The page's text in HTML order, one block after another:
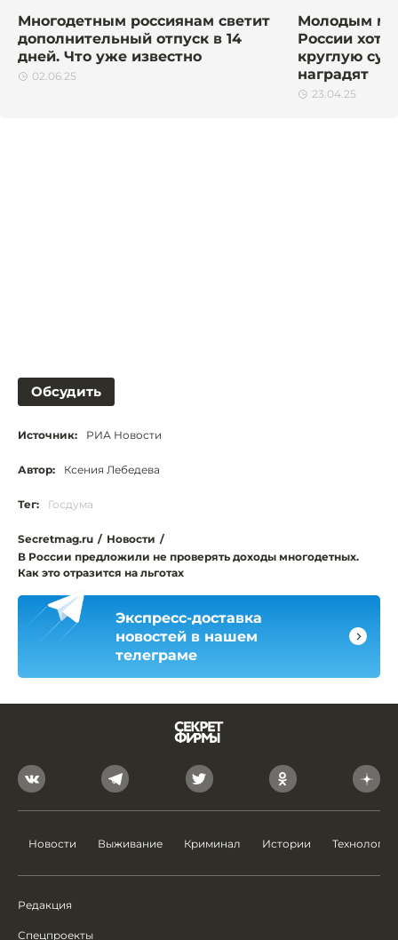
Многодетным россиянам светит
дополнительный отпуск в 14
дней. Что уже известно
02.06.25
Молодым
России
круглую
наградят
23.04.25
Обсудить
Источник: РИА Новости
Автор: Ксения Лебедева
Тег: Госдума
Secretmag.ru / Новости /
В России предложили не проверять доходы многодетных.
Как это отразится на льготах
Экспресс-доставка
новостей в нашем
телеграме
Новости Выживание Криминал Истории Технологии
Редакция
Спецпроекты